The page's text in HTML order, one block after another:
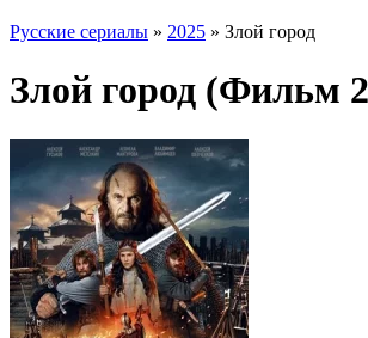
Русские сериалы » 2025 » Злой город
Злой город (Фильм